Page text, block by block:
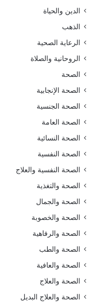
الدين والحياة
الذهب
الرعاية الصحية
الروحانية والصلاة
الصحة
الصحة الإنجابية
الصحة الجنسية
الصحة العامة
الصحة النسائية
الصحة النفسية
الصحة النفسية والعلاج
الصحة والتغذية
الصحة والجمال
الصحة والخصوبة
الصحة والرفاهية
الصحة والطب
الصحة والعافية
الصحة والعلاج
الصحة والعلاج البديل